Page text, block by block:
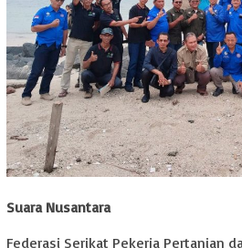
Suara Nusantara
Federasi Serikat Pekerja Pertanian